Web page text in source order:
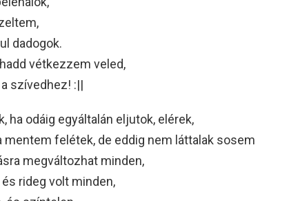
dadogok.
vétkezzem veled,
szívedhez! :||
ha odáig egyáltalán eljutok, elérek,
mentem felétek, de eddig nem láttalak sosem
megváltozhat minden,
rideg volt minden,